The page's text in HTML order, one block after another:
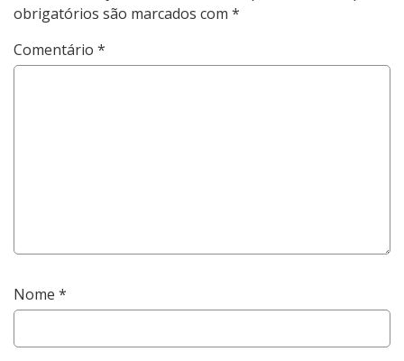
obrigatórios são marcados com *
Comentário *
Nome *